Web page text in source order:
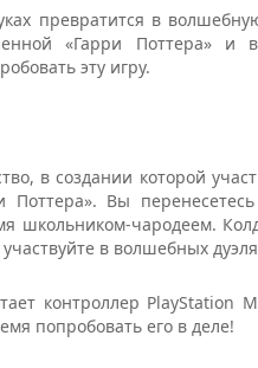
превратится в
«Гарри Поттера» и
эту игру.
в создании которой
Поттера». Вы
школьником-чародеем.
в волшебных
контроллер PlayStation
попробовать его в деле!